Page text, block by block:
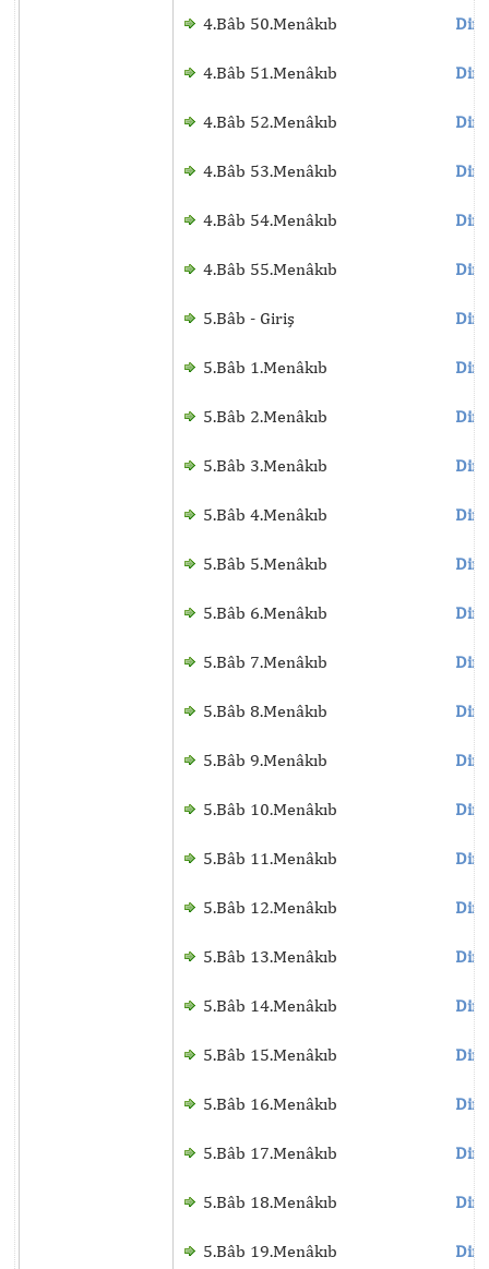
4.Bâb 50.Menâkıb
4.Bâb 51.Menâkıb
4.Bâb 52.Menâkıb
4.Bâb 53.Menâkıb
4.Bâb 54.Menâkıb
4.Bâb 55.Menâkıb
5.Bâb - Giriş
5.Bâb 1.Menâkıb
5.Bâb 2.Menâkıb
5.Bâb 3.Menâkıb
5.Bâb 4.Menâkıb
5.Bâb 5.Menâkıb
5.Bâb 6.Menâkıb
5.Bâb 7.Menâkıb
5.Bâb 8.Menâkıb
5.Bâb 9.Menâkıb
5.Bâb 10.Menâkıb
5.Bâb 11.Menâkıb
5.Bâb 12.Menâkıb
5.Bâb 13.Menâkıb
5.Bâb 14.Menâkıb
5.Bâb 15.Menâkıb
5.Bâb 16.Menâkıb
5.Bâb 17.Menâkıb
5.Bâb 18.Menâkıb
5.Bâb 19.Menâkıb